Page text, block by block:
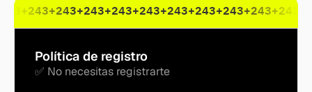
+243+243+243+243+243+243+243+243+243+243
Política de registro
✅ No necesitas registrarte